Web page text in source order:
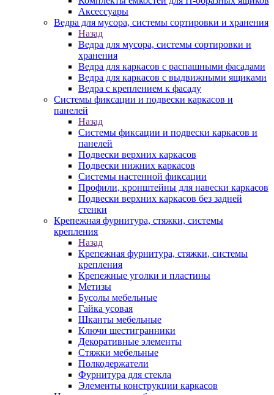
Аксессуары
Ведра для мусора, системы сортировки и хранения
Назад
Ведра для мусора, системы сортировки и
хранения
Ведра для каркасов с распашными фасадами
Ведра для каркасов с выдвижными ящиками
Ведра с креплением к фасаду
Системы фиксации и подвески каркасов и
панелей
Назад
Системы фиксации и подвески каркасов и
панелей
Подвески верхних каркасов
Подвески нижних каркасов
Системы настенной фиксации
Профили, кронштейны для навески каркасов
Подвески верхних каркасов без задней
стенки
Крепежная фурнитура, стяжки, системы
крепления
Назад
Крепежная фурнитура, стяжки, системы
крепления
Крепежные уголки и пластины
Метизы
Бусолы мебельные
Гайка усовая
Шканты мебельные
Ключи шестигранники
Декоративные элементы
Стяжки мебельные
Полкодержатели
Фурнитура для стекла
Элементы конструкции каркасов